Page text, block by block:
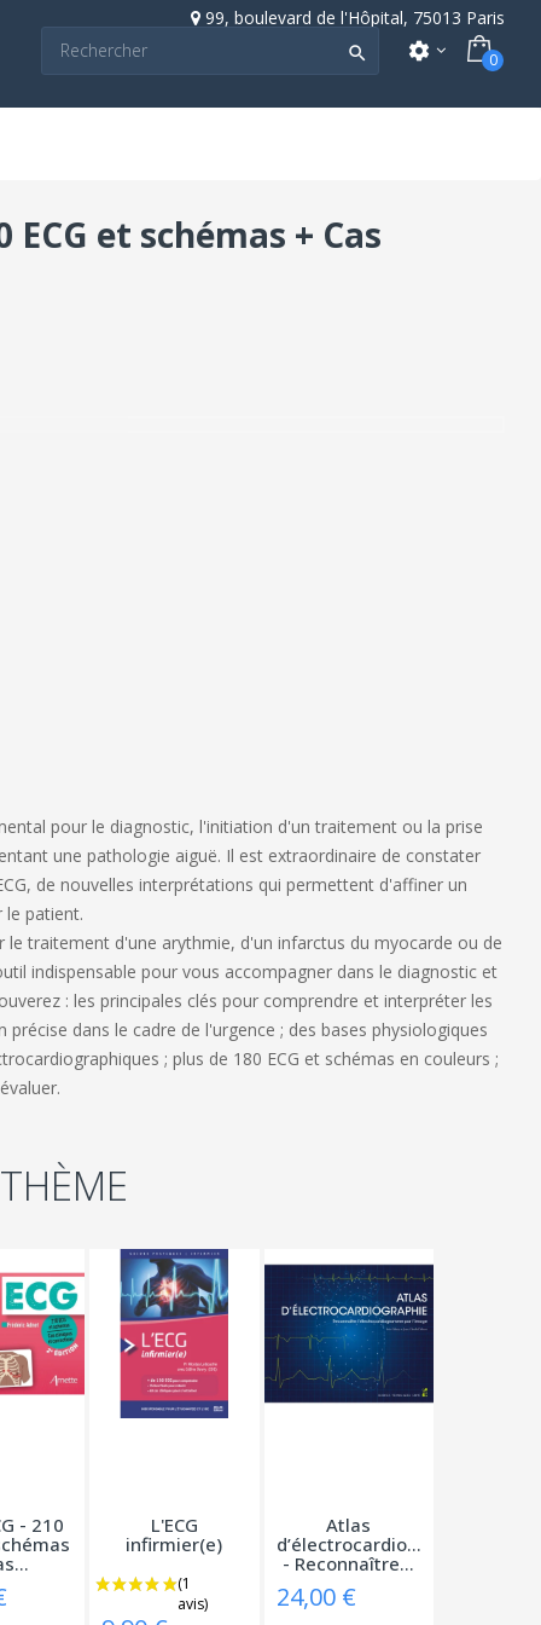
99, boulevard de l'Hôpital, 75013 Paris
 settings 0
ECG et schémas + Cas
pour le diagnostic, l'initiation d'un traitement ou la prise
une pathologie aiguë. Il est extraordinaire de constater
de nouvelles interprétations qui permettent d'affiner un
le patient.
le traitement d'une arythmie, d'un infarctus du myocarde ou de
indispensable pour vous accompagner dans le diagnostic et
: les principales clés pour comprendre et interpréter les
dans le cadre de l'urgence ; des bases physiologiques
; plus de 180 ECG et schémas en couleurs ;
- 210
L'ECG
infirmier(e)
Atlas
d’électrocardiographie
- Reconnaître...
24,00 €